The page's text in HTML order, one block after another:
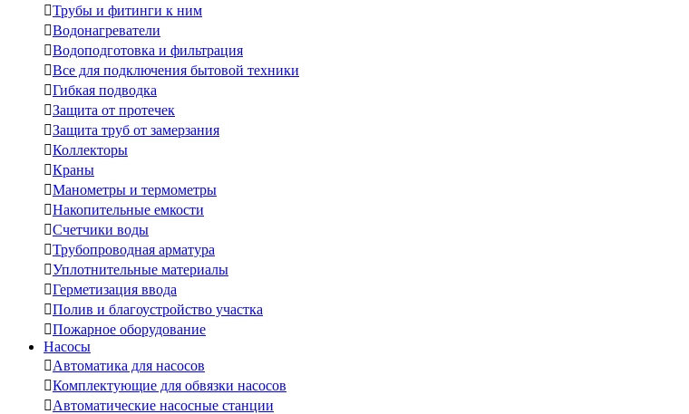
Трубы и фитинги к ним
Водонагреватели
Водоподготовка и фильтрация
Все для подключения бытовой техники
Гибкая подводка
Защита от протечек
Защита труб от замерзания
Коллекторы
Краны
Манометры и термометры
Накопительные емкости
Счетчики воды
Трубопроводная арматура
Уплотнительные материалы
Герметизация ввода
Полив и благоустройство участка
Пожарное оборудование
Насосы
Автоматика для насосов
Комплектующие для обвязки насосов
Автоматические насосные станции